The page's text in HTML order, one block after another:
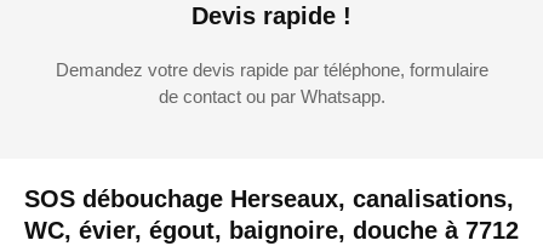
SOS débouchage Herseaux, canalisations,
WC, évier, égout, baignoire, douche à 7712
Devis rapide !
Demandez votre devis rapide par téléphone, formulaire
de contact ou par Whatsapp.